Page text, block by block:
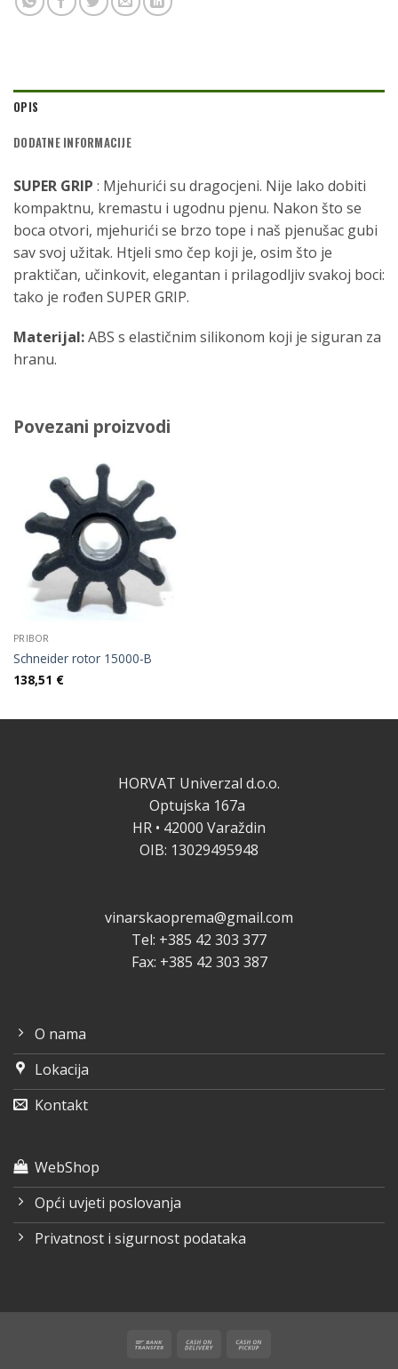
OPIS
DODATNE INFORMACIJE
SUPER GRIP : Mjehurići su dragocjeni. Nije lako dobiti
kompaktnu, kremastu i ugodnu pjenu. Nakon što se
boca otvori, mjehurići se brzo tope i naš pjenušac gubi
sav svoj užitak. Htjeli smo čep koji je, osim što je
praktičan, učinkovit, elegantan i prilagodljiv svakoj boci:
tako je rođen SUPER GRIP.
Materijal:ABS s elastičnim silikonom koji je siguran za
hranu.
Povezani proizvodi
PRIBOR
Schneider rotor 15000-B
138,51 €
HORVAT Univerzal d.o.o.
Optujska 167a
HR • 42000 Varaždin
OIB: 13029495948
vinarskaoprema@gmail.com
Tel: +385 42 303 377
Fax: +385 42 303 387
O nama
Lokacija
Kontakt
WebShop
Opći uvjeti poslovanja
Privatnost i sigurnost podataka
Bank
Cash